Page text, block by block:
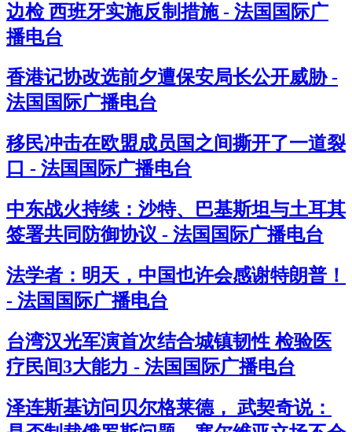
边检 西班牙实施反制措施 - 法国国际广
播电台
香港记协改选前夕遭保安局长公开威胁 -
法国国际广播电台
移民冲击在欧盟成员国之间撕开了一道裂
口 - 法国国际广播电台
中东战火持续：沙特、巴基斯坦与土耳其
签署共同防御协议 - 法国国际广播电台
法学者：明天，中国也许会感谢特朗普！
- 法国国际广播电台
台湾汉光军演首次结合城镇韧性 检验医
疗民间3大能力 - 法国国际广播电台
泽连斯基访问贝尔格莱德， 武契奇说：